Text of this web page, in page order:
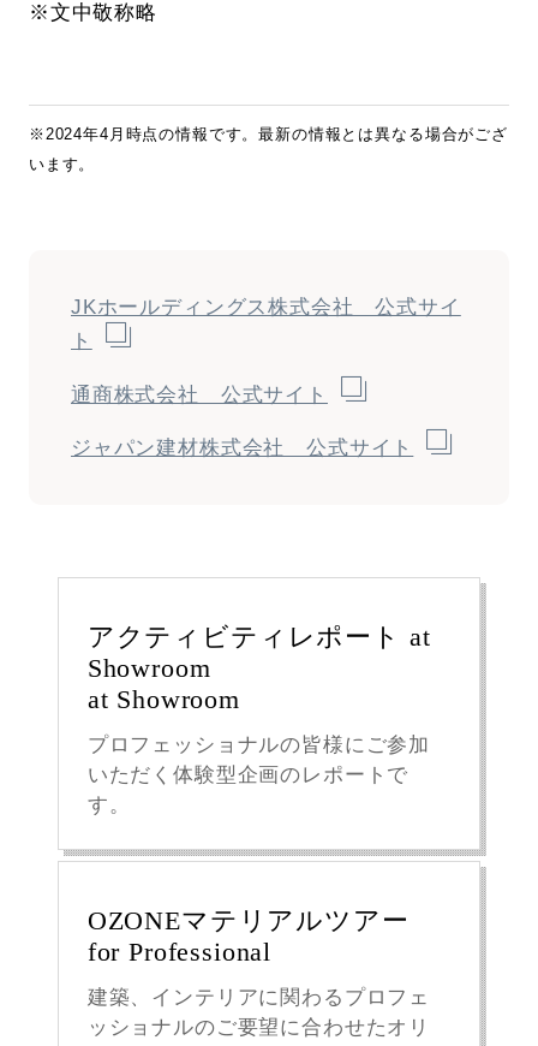
※文中敬称略
※2024年4月時点の情報です。最新の情報とは異なる場合がござ
います。
JKホールディングス株式会社 公式サイ
ト
通商株式会社 公式サイト
ジャパン建材株式会社 公式サイト
アクティビティレポート at
Showroom
at Showroom
プロフェッショナルの皆様にご参加
いただく体験型企画のレポートで
す。
OZONEマテリアルツアー
for Professional
建築、インテリアに関わるプロフェ
ッショナルのご要望に合わせたオリ